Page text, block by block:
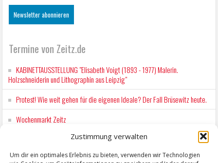
Zustimmung verwalten
Um dir ein optimales Erlebnis zu bieten, verwenden wir Technologien
Termine von Zeitz.de
KABINETTAUSSTELLUNG "Elisabeth Voigt (1893 - 1977) Malerin.
Holzschneiderin und Lithographin aus Leipzig"
Protest! Wie weit gehen für die eigenen Ideale? Der Fall Brüsewitz heute.
Wochenmarkt Zeitz
EINFACH LESEN im August 2026 H.P. Richter - DAMALS WAR ES FRIEDRICH